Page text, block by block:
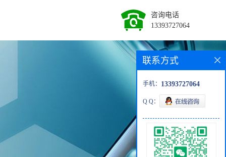
咨询电话
13393727064
联系方式
手机： 13393727064
Q Q：